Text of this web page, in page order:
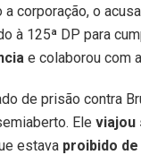
a corporação, o
à 125ª DP para
e colaborou com
de prisão contra
Ele viajou
estava proibido